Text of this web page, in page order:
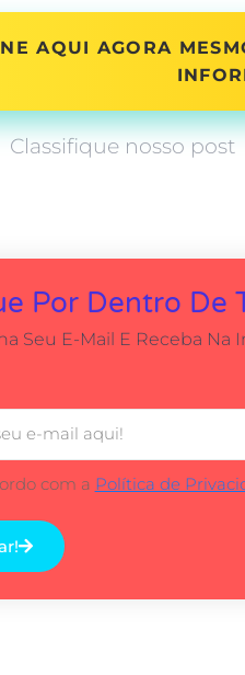
AQUI AGORA
Classifique nosso post
Por Dentro De
Seu E-Mail E Receba Na
com a Política de